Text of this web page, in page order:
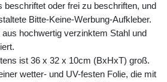
beschriftet oder frei zu beschriften, und
Bitte-Keine-Werbung-Aufkleber.
hochwertig verzinktem Stahl und
ist 36 x 32 x 10cm (BxHxT) groß.
wetter- und UV-festen Folie, die mit